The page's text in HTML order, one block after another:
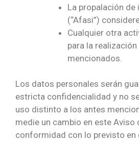
La propalación
(“Afasi”)
Cualquier otra
para la
mencionados.
Los datos personales serán
estricta confidencialidad y no
uso distinto a los antes
medie un cambio en este Aviso
conformidad con lo previsto en